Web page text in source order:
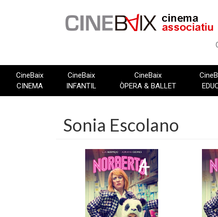
CineBaix
CINEMA
CineBaix
INFANTIL
CineBaix
ÒPERA & BALLET
Sonia Escolano